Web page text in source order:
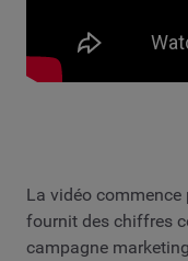
La vidéo
fournit des chiffres
campagne